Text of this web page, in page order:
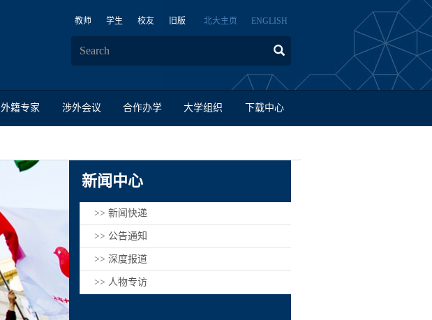
教师 学生 校友 旧版 北大主页 ENGLISH
外籍专家 涉外会议 合作办学 大学组织 下载中心
新闻中心
>> 新闻快递
>> 公告通知
>> 深度报道
>> 人物专访